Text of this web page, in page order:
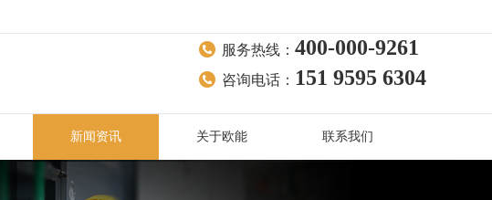
服务热线： 400-000-9261
咨询电话： 151 9595 6304
新闻资讯 关于欧能 联系我们